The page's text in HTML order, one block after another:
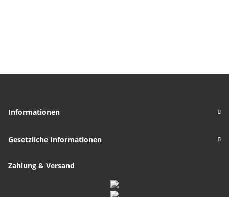
Informationen
Gesetzliche Informationen
Zahlung & Versand